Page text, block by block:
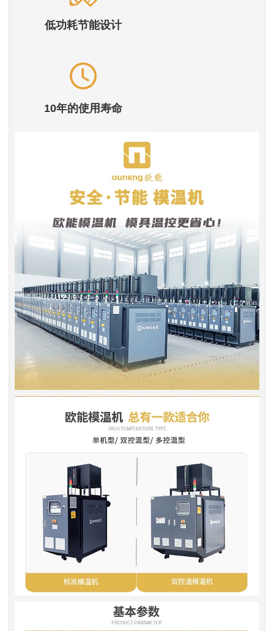
低功耗节能设计
10年的使用寿命